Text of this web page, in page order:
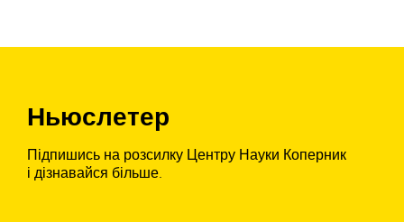
Ньюслетер
Підпишись на розсилку Центру Науки Коперник
і дізнавайся більше.